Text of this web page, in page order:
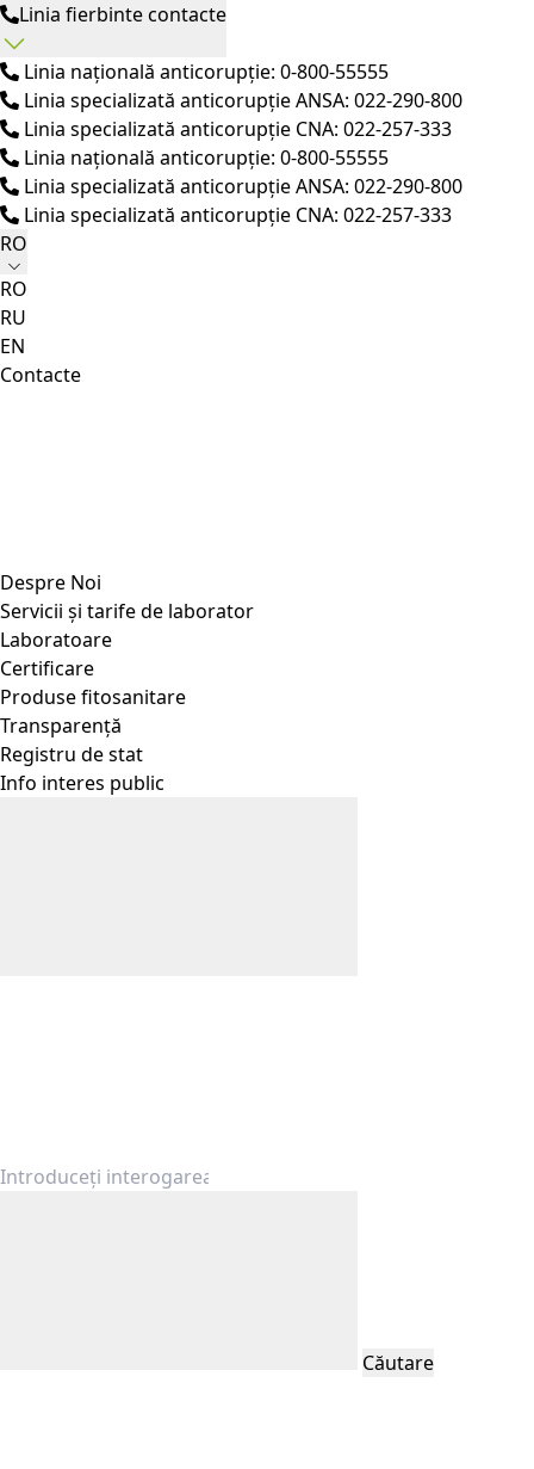
Linia fierbinte contacte
Linia națională anticorupție: 0-800-55555
Linia specializată anticorupție ANSA: 022-290-800
Linia specializată anticorupție CNA: 022-257-333
Linia națională anticorupție: 0-800-55555
Linia specializată anticorupție ANSA: 022-290-800
Linia specializată anticorupție CNA: 022-257-333
RO
RO
RU
EN
Contacte
Despre Noi
Servicii și tarife de laborator
Laboratoare
Certificare
Produse fitosanitare
Transparență
Registru de stat
Info interes public
Căutare